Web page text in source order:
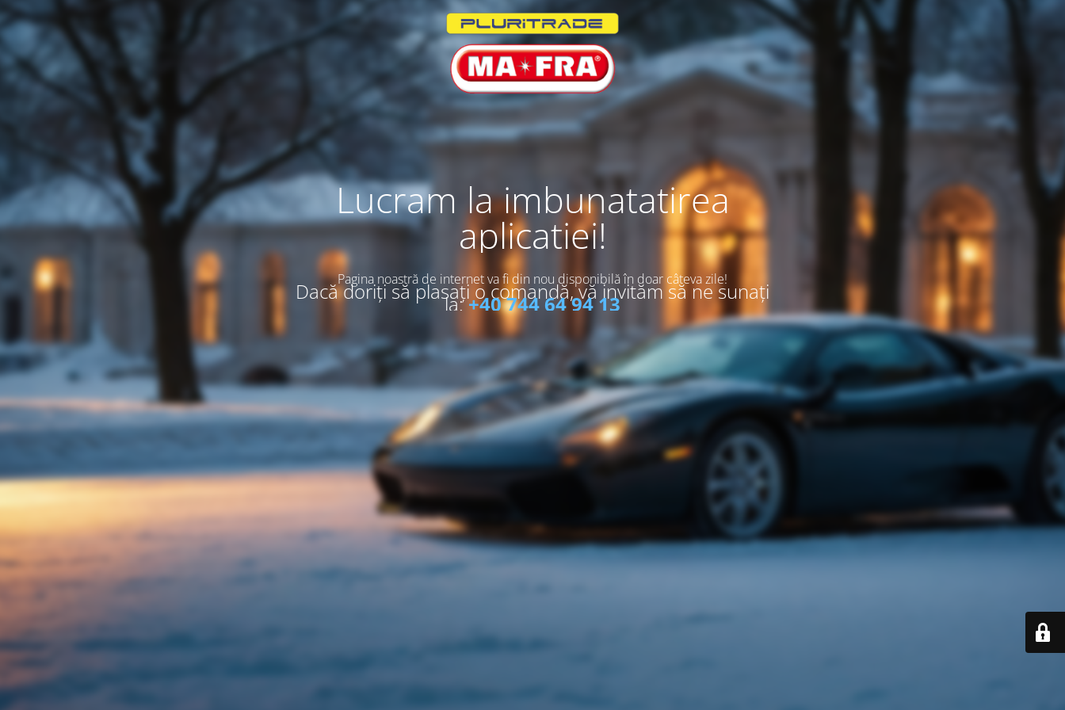
Lucram la imbunatatirea
aplicatiei!
Pagina noastră de internet va fi din nou disponibilă în doar câteva zile!
Dacă doriți să plasați o comandă, vă invităm să ne sunați
la:+40 744 64 94 13